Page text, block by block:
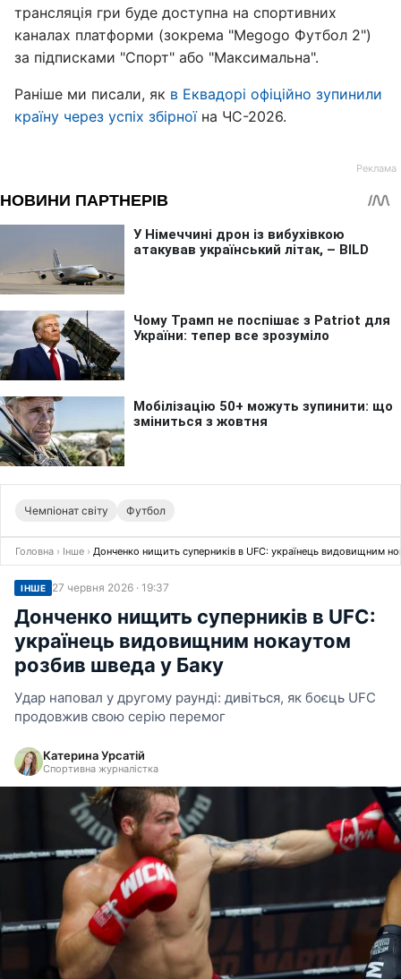
трансляція гри буде доступна на спортивних
каналах платформи (зокрема "Megogo Футбол 2")
за підписками "Спорт" або "Максимальна".
Раніше ми писали, як в Еквадорі офіційно зупинили
країну через успіх збірноїна ЧС-2026.
Чемпіонат світу Футбол
Головна › Інше › Донченко нищить суперників в UFC: українець видовищним
ІНШЕ 27 червня 2026 · 19:37
Донченко нищить суперників в UFC:
українець видовищним нокаутом
розбив шведа у Баку
Удар наповал у другому раунді: дивіться, як боєць UFC
продовжив свою серію перемог
Катерина Урсатій
Спортивна журналістка